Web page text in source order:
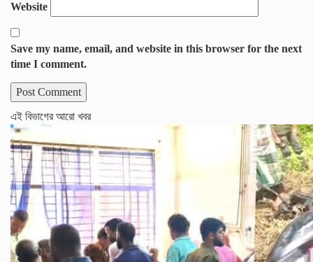
Website
Save my name, email, and website in this browser for the next
time I comment.
এই বিভাগের আরো খবর